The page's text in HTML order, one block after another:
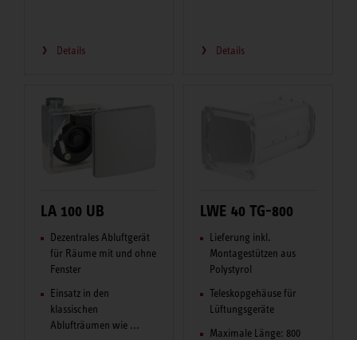
Details Details
LA 100 UB
Dezentrales Abluftgerät
für Räume mit und ohne
Fenster
Einsatz in den
klassischen
Ablufträumen wie ...
LWE 40 TG-800
Lieferung inkl.
Montagestützen aus
Polystyrol
Teleskopgehäuse für
Lüftungsgeräte
Maximale Länge: 800